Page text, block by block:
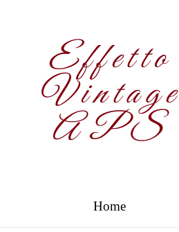
Effetto
Vintage
APS
Home